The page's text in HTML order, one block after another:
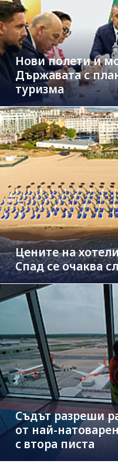
Нови полети и
Държавата с
туризма
Цените на
Спад се очаква
Съдът разреши
от най-
с втора писта